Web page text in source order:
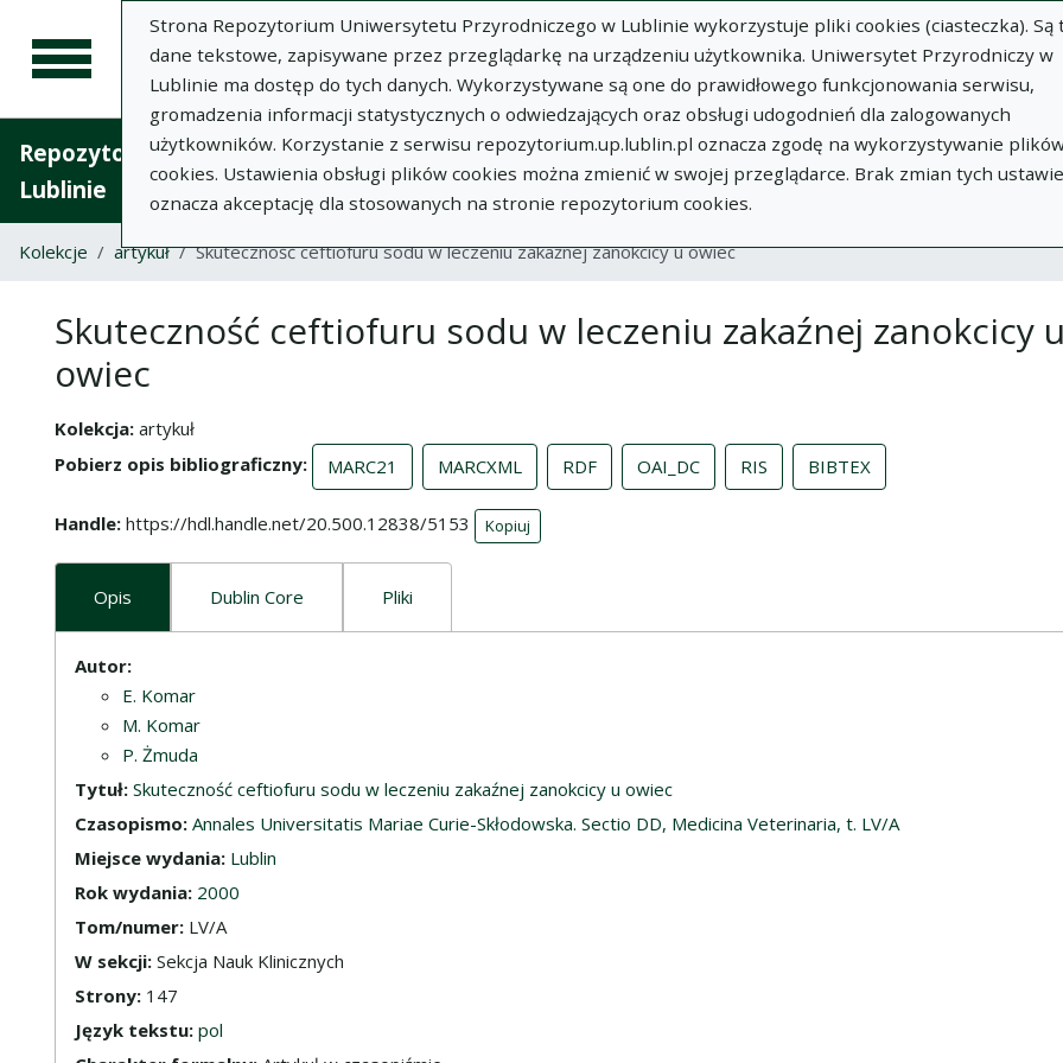
Strona Repozytorium Uniwersytetu Przyrodniczego w Lublinie wykorzystuje pliki cookies (ciasteczka). Są
dane tekstowe, zapisywane przez przeglądarkę na urządzeniu użytkownika. Uniwersytet Przyrodniczy w
Lublinie ma dostęp do tych danych. Wykorzystywane są one do prawidłowego funkcjonowania serwisu,
gromadzenia informacji statystycznych o odwiedzających oraz obsługi udogodnień dla zalogowanych
użytkowników. Korzystanie z serwisu repozytorium.up.lublin.pl oznacza zgodę na wykorzystywanie
cookies. Ustawienia obsługi plików cookies można zmienić w swojej przeglądarce. Brak zmian tych
oznacza akceptację dla stosowanych na stronie repozytorium cookies.
Repozytorium Uniwersytetu Przyrodniczego w
Lublinie
Dodaj
publikację
O
Repozytorium
Dokumenty
Kolekcje artykuł Skuteczność ceftiofuru sodu w leczeniu zakaźnej zanokcicy u owiec
Skuteczność ceftiofuru sodu w leczeniu zakaźnej zanokcicy u
owiec
Kolekcja artykuł
Pobierz opis bibliograficzny
MARC21 MARCXML RDF OAI_DC RIS BIBTEX
Handle https://hdl.handle.net/20.500.12838/5153 Kopiuj
Opis Dublin Core Pliki
Opis
Autor:
E. Komar
M. Komar
P. Żmuda
Tytuł: Skuteczność ceftiofuru sodu w leczeniu zakaźnej zanokcicy u owiec
Czasopismo: Annales Universitatis Mariae Curie-Skłodowska. Sectio DD, Medicina Veterinaria, t. LV/A
Miejsce wydania: Lublin
Rok wydania: 2000
Tom/numer: LV/A
W sekcji: Sekcja Nauk Klinicznych
Strony: 147
Język tekstu: pol